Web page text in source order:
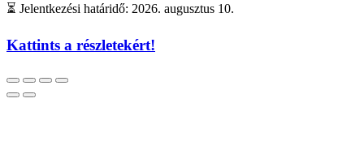
⏳ Jelentkezési határidő: 2026. augusztus 10.
Kattints a részletekért!